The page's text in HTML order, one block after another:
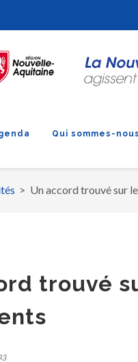
Qui sommes-
Un accord trouvé sur
trouvé